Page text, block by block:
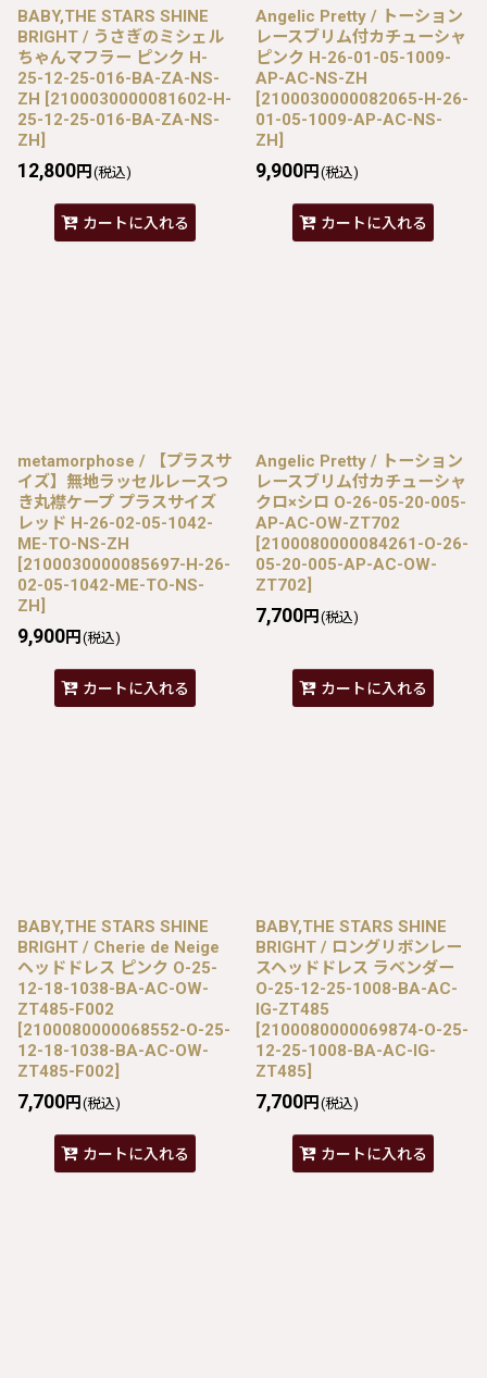
BABY,THE STARS SHINE
BRIGHT / うさぎのミシェル
ちゃんマフラー ピンク H-
25-12-25-016-BA-ZA-NS-
ZH [2100030000081602-H-
25-12-25-016-BA-ZA-NS-
ZH]
12,800円 (税込)
カートに入れる
Angelic Pretty / トーション
レースブリム付カチューシャ
ピンク H-26-01-05-1009-
AP-AC-NS-ZH
[2100030000082065-H-26-
01-05-1009-AP-AC-NS-
ZH]
9,900円 (税込)
カートに入れる
metamorphose / 【プラスサ
イズ】無地ラッセルレースつ
き丸襟ケープ プラスサイズ
レッド H-26-02-05-1042-
ME-TO-NS-ZH
[2100030000085697-H-26-
02-05-1042-ME-TO-NS-
ZH]
9,900円 (税込)
カートに入れる
Angelic Pretty / トーション
レースブリム付カチューシャ
クロ×シロ O-26-05-20-005-
AP-AC-OW-ZT702
[2100080000084261-O-26-
05-20-005-AP-AC-OW-
ZT702]
7,700円 (税込)
カートに入れる
BABY,THE STARS SHINE
BRIGHT / Cherie de Neige
ヘッドドレス ピンク O-25-
12-18-1038-BA-AC-OW-
ZT485-F002
[2100080000068552-O-25-
12-18-1038-BA-AC-OW-
ZT485-F002]
7,700円 (税込)
カートに入れる
BABY,THE STARS SHINE
BRIGHT / ロングリボンレー
スヘッドドレス ラベンダー
O-25-12-25-1008-BA-AC-
IG-ZT485
[2100080000069874-O-25-
12-25-1008-BA-AC-IG-
ZT485]
7,700円 (税込)
カートに入れる